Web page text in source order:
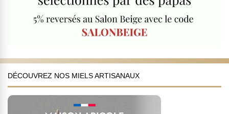
DÉCOUVREZ NOS MIELS ARTISANAUX